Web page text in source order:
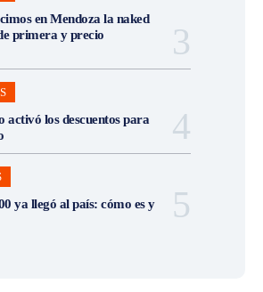
en Mendoza la naked
primera y precio
activó los descuentos para
ya llegó al país: cómo es y